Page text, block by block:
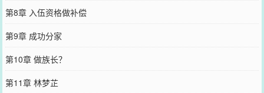
第8章 入伍资格做补偿
第9章 成功分家
第10章 做族长？
第11章 林梦芷